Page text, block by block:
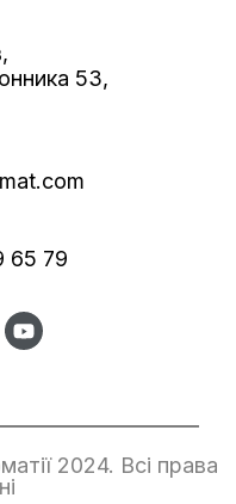
53,
65 79
2024. Всі права